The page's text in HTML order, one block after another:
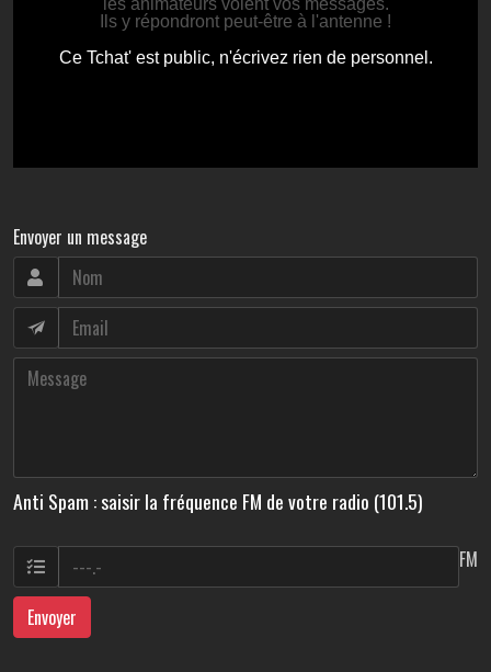
Envoyer un message
Anti Spam : saisir la fréquence FM de votre radio (101.5)
FM
Envoyer